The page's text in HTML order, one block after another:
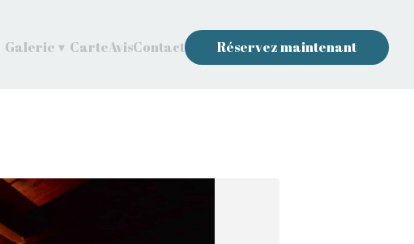
Galerie ▾ CarteAvisContact Réservez maintenant